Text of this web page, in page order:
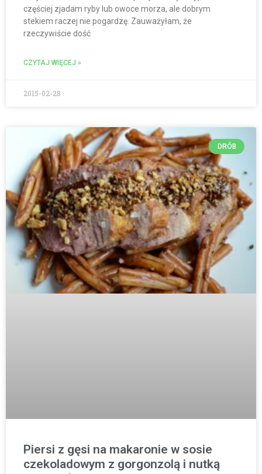
częściej zjadam ryby lub owoce morza, ale dobrym
stekiem raczej nie pogardzę. Zauważyłam, że
rzeczywiście dość
CZYTAJ WIĘCEJ »
2015-02-28
DRÓB
Piersi z gęsi na makaronie w sosie
czekoladowym z gorgonzolą i nutką